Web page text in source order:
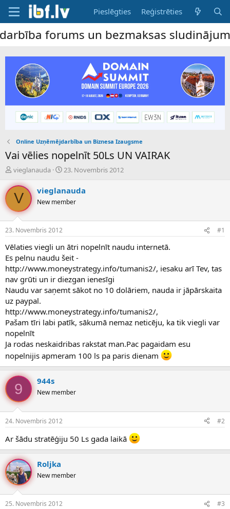
Pieslēgties Reģistrēties
forums un bezmaksas sludinājumu
Online Uzņēmējdarbība un Biznesa Izaugsme
Vai vēlies nopelnīt 50Ls UN VAIRAK
P
v
e
i
n
a
u
z
s
ā
c
ē
j
s
vieglanauda
S
k
u
m
a
u
m
s
23. Novembris 2012
V vieglanauda
New member
23. Novembris 2012 #1
Vēlaties viegli un ātri nopelnīt naudu internetā.
Es pelnu naudu šeit -
http://www.moneystrategy.info/tumanis2/, iesaku arī Tev, tas
nav grūti un ir diezgan ienesīgi
Naudu var saņemt sākot no 10 dolāriem, nauda ir jāpārskaita
uz paypal.
http://www.moneystrategy.info/tumanis2/,
Pašam tīri labi patīk, sākumā nemaz neticēju, ka tik viegli var
nopelnīt
Ja rodas neskaidribas rakstat man.Pac pagaidam esu
nopelnijis apmeram 100 ls pa paris dienam
9 944s
New member
24. Novembris 2012 #2
Ar šādu stratēģiju 50 Ls gada laikā
Roljka
New member
25. Novembris 2012 #3